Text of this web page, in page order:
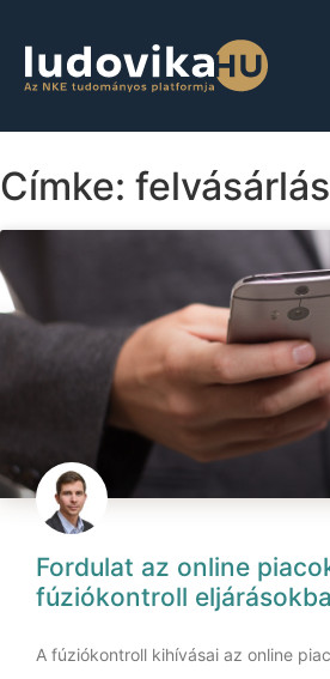
Címke: felvásárlás
Fordulat az online
fúziókontroll
A fúziókontroll kihívásai az online